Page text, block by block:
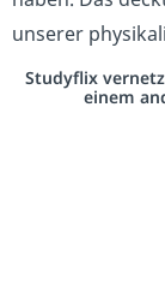
unserer
Studyflix
einem